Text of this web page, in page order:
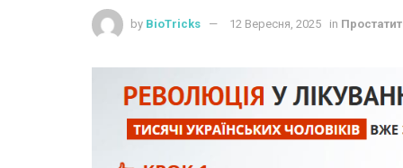
by BioTricks 12 Вересня, 2025 in Простатит